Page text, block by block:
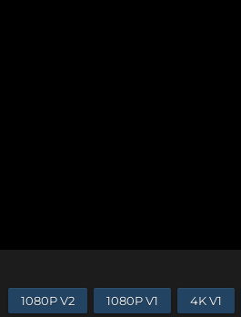
1080P V2 1080P V1 4K V1